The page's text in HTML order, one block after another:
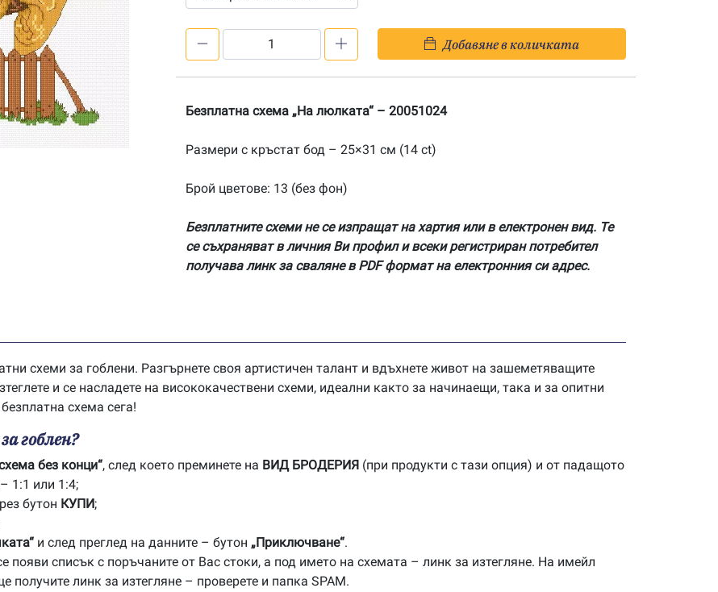
29.30€
схема
люлката“
Добавяне в количката
Безплатна схема „На люлката“ – 20051024
Размери с кръстат бод – 25×31 см (14 ct)
Брой цветове: 13 (без фон)
Безплатните схеми не се изпращат на хартия или в електронен вид. Те
се съхраняват в личния Ви профил и всеки регистриран потребител
получава линк за сваляне в PDF формат на електронния си адрес.
схеми за гоблени. Разгърнете своя артистичен талант и вдъхнете живот на зашеметяващите
и се насладете на висококачествени схеми, идеални както за начинаещи, така и за опитни
схема сега!
гоблен?
без конци“, след което преминете на ВИД БРОДЕРИЯ (при продукти с тази опция) и от падащото
1:1 или 1:4;
бутон КУПИ;
и след преглед на данните – бутон „Приключване“.
появи списък с поръчаните от Вас стоки, а под името на схемата – линк за изтегляне. На имейл
получите линк за изтегляне – проверете и папка SPAM.